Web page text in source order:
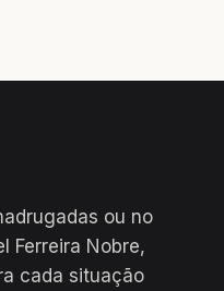
ou no
Ferreira Nobre,
cada situação